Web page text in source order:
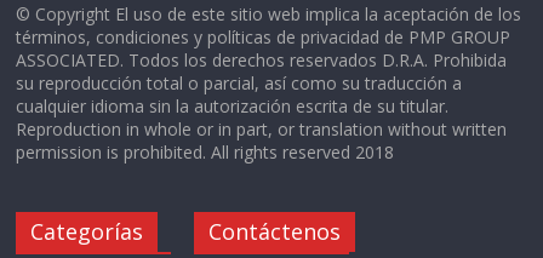
© Copyright El uso de este sitio web implica la aceptación de los
términos, condiciones y políticas de privacidad de PMP GROUP
ASSOCIATED. Todos los derechos reservados D.R.A. Prohibida
su reproducción total o parcial, así como su traducción a
cualquier idioma sin la autorización escrita de su titular.
Reproduction in whole or in part, or translation without written
permission is prohibited. All rights reserved 2018
Categorías Contáctenos